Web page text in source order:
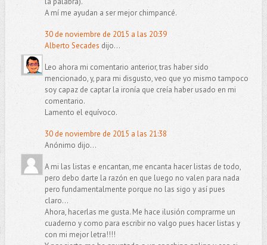
A mí me ayudan a ser mejor chimpancé.
30 de noviembre de 2015 a las 20:39
Alberto Secades dijo...
Leo ahora mi comentario anterior, tras haber sido
mencionado, y, para mi disgusto, veo que yo mismo tampoco
soy capaz de captar la ironía que creía haber usado en mi
comentario.
Lamento el equívoco.
30 de noviembre de 2015 a las 21:38
Anónimo dijo...
A mi las listas e encantan, me encanta hacer listas de todo,
pero debo darte la razón en que luego no valen para nada
pero fundamentalmente porque no las sigo y así pues
claro...
Ahora, hacerlas me gusta. Me hace ilusión comprarme un
cuaderno y como para escribir no valgo pues hacer listas y
con mi mejor letra!!!!